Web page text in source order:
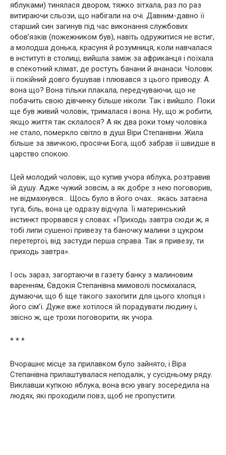
яблуками) тинялася двором, тяжко зітхала, раз по раз
витираючи сльози, що набігали на очі. Давним-давно її
старший син загинув під час виконання службових
обов’язків (пожежником був), навіть одружитися не встиг,
а молодша донька, красуня й розумниця, коли навчалася
в інституті в столиці, вийшла заміж за африканця і поїхала
в спекотний клімат, де ростуть банани й ананаси. Чоловік
її покійний довго бушував і плювався з цього приводу. А
вона що? Вона тільки плакала, передчуваючи, що не
побачить свою дівчинку більше ніколи. Так і вийшло. Поки
ще був живий чоловік, трималася і вона. Ну, що ж робити,
якщо життя так склалося? А як два роки тому чоловіка
не стало, померкло світло в душі Віри Степанівни. Жила
більше за звичкою, просячи Бога, щоб забрав її швидше в
царство спокою.
Цей молодий чоловік, що купив учора яблука, розтравив
їй душу. Адже чужий зовсім, а як добре з нею поговорив,
не відмахнувся… Щось було в його очах… якась затаєна
туга, біль, вона це одразу відчула. Її материнський
інстинкт прорвався у словах: «Приходь завтра сюди ж, я
тобі липи сушеної привезу та баночку малини з цукром
перетертої, від застуди перша справа. Так я привезу, ти
приходь завтра».
І ось зараз, загортаючи в газету банку з малиновим
варенням, Євдокія Степанівна мимоволі посміхалася,
думаючи, що б іще такого захопити для цього хлопця і
його сім’ї. Дуже вже хотілося їй порадувати людину і,
звісно ж, ще трохи поговорити, як учора.
* * *
Вчорашнє місце за прилавком було зайнято, і Віра
Степанівна прилаштувалася неподалік, у сусідньому ряду.
Виклавши купкою яблука, вона всю увагу зосередила на
людях, які проходили повз, щоб не пропустити.